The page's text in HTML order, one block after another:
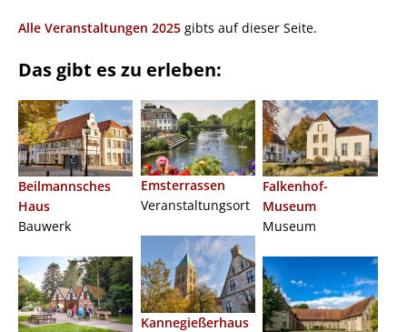
Alle Veranstaltungen 2025 gibts auf dieser Seite.
Das gibt es zu erleben:
Beilmannsches
Haus
Bauwerk
Emsterrassen
Veranstaltungsort
Kannegießerhaus
Falkenhof-
Museum
Museum